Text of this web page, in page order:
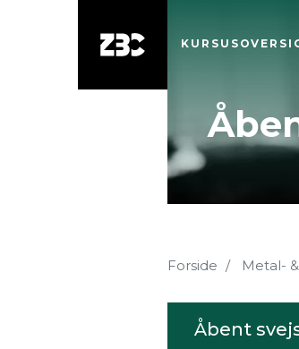
Forside Metal-
Åbent